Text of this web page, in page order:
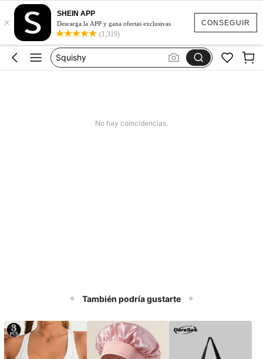
CONSEGUIR
×
SHEIN APP
Descarga la APP y gana ofertas exclusivas
(1,319)
Squishies
Squishy
No hay coincidencias.
También podría gustarte